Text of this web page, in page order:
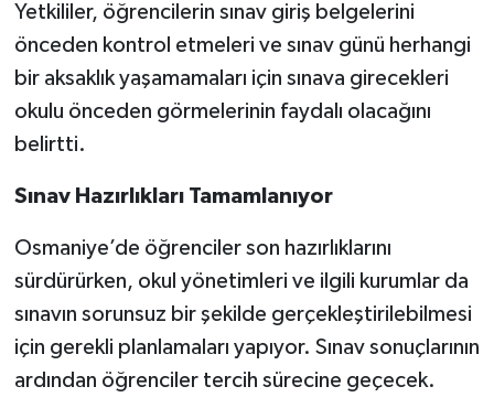
Yetkililer, öğrencilerin sınav giriş belgelerini
önceden kontrol etmeleri ve sınav günü herhangi
bir aksaklık yaşamamaları için sınava girecekleri
okulu önceden görmelerinin faydalı olacağını
belirtti.
Sınav Hazırlıkları Tamamlanıyor
Osmaniye’de öğrenciler son hazırlıklarını
sürdürürken, okul yönetimleri ve ilgili kurumlar da
sınavın sorunsuz bir şekilde gerçekleştirilebilmesi
için gerekli planlamaları yapıyor. Sınav sonuçlarının
ardından öğrenciler tercih sürecine geçecek.